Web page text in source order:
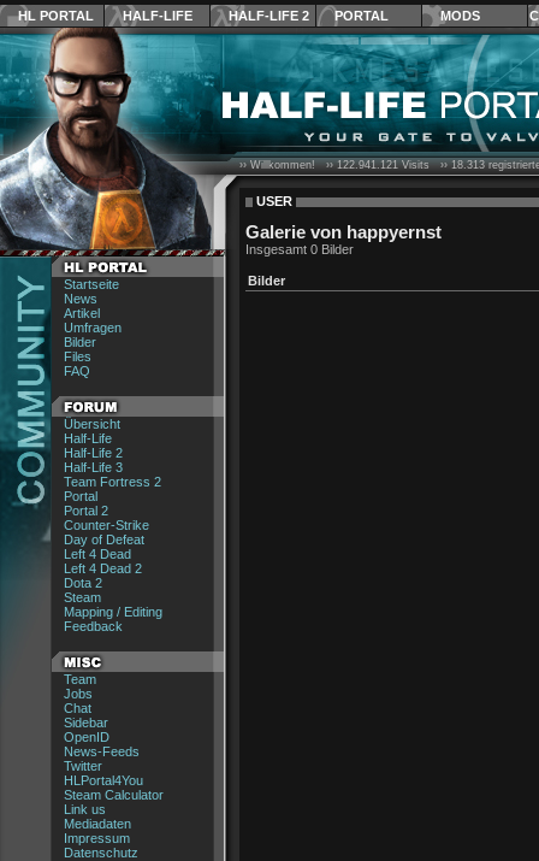
HL PORTAL HALF-LIFE HALF-LIFE 2 PORTAL MODS
Startseite
News
Artikel
Umfragen
Bilder
Files
FAQ
Übersicht
Half-Life
Half-Life 2
Half-Life 3
Team Fortress 2
Portal
Portal 2
Counter-Strike
Day of Defeat
Left 4 Dead
Left 4 Dead 2
Dota 2
Steam
Mapping / Editing
Feedback
Team
Jobs
Chat
Sidebar
OpenID
News-Feeds
Twitter
HLPortal4You
Steam Calculator
Link us
Mediadaten
Impressum
Datenschutz
›› Willkommen! ››122.941.121Visits ››18.313
USER
Galerie von happyernst
Insgesamt 0 Bilder
Bilder